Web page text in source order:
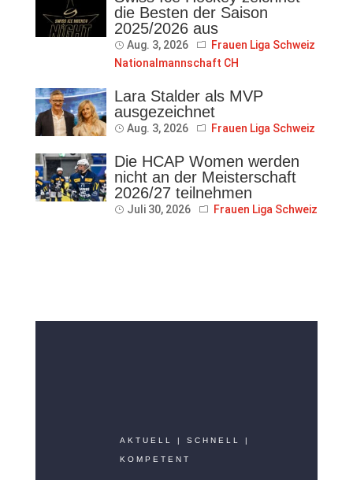
die Besten der Saison
2025/2026 aus
Aug. 3, 2026
Frauen Liga Schweiz
Nationalmannschaft CH
Lara Stalder als MVP
ausgezeichnet
Aug. 3, 2026 Frauen Liga Schweiz
Die HCAP Women werden
nicht an der Meisterschaft
2026/27 teilnehmen
Juli 30, 2026 Frauen Liga Schweiz
AKTUELL | SCHNELL |
KOMPETENT